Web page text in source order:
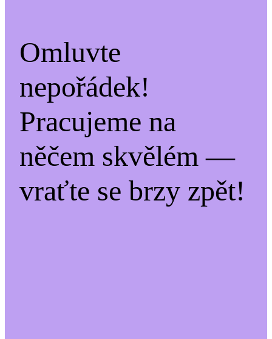
Omluvte
nepořádek!
Pracujeme na
něčem skvělém —
vraťte se brzy zpět!